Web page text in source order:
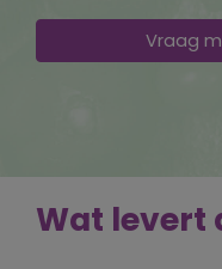
Vraag
Wat levert